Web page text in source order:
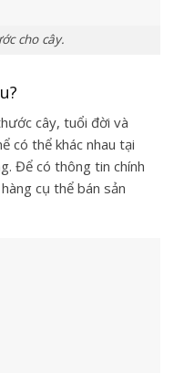
cho cây.
cây, tuổi đời và
có thể khác nhau tại
Để có thông tin chính
cụ thể bán sản